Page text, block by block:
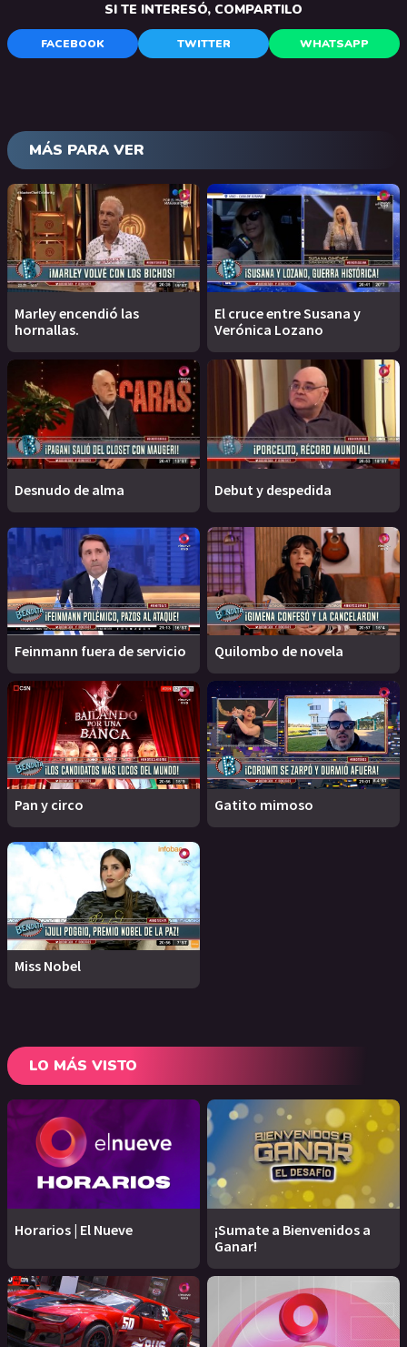
SI TE INTERESÓ, COMPARTILO
FACEBOOK TWITTER WHATSAPP
MÁS PARA VER
Marley encendió las
hornallas.
El cruce entre Susana y
Verónica Lozano
Desnudo de alma Debut y despedida
Feinmann fuera de servicio Quilombo de novela
Pan y circo Gatito mimoso
Miss Nobel
LO MÁS VISTO
Horarios | El Nueve
¡Sumate a Bienvenidos a
Ganar!